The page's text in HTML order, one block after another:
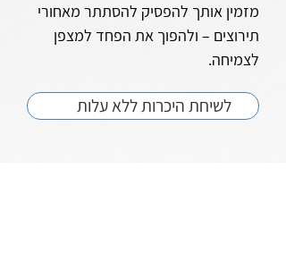
מזמין אותך להפסיק להסתתר מאחורי
תירוצים – ולהפוך את הפחד למצפן
לצמיחה.
לשיחת היכרות ללא עלות